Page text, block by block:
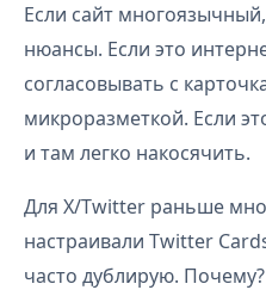
Если сайт
нюансы. Если это
согласовывать с
микроразметкой. Если
и там легко накосячить.
Для X/Twitter раньше
настраивали Twitter
часто дублирую.